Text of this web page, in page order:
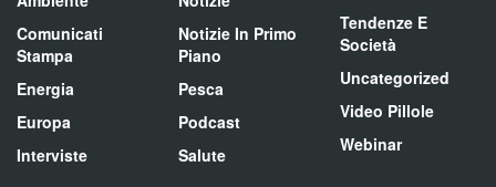
Comunicati
Stampa
Energia
Europa
Interviste
Notizie In Primo
Piano
Pesca
Podcast
Salute
Tendenze E
Società
Uncategorized
Video Pillole
Webinar